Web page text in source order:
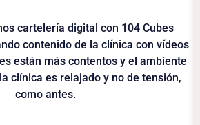
cartelería digital con 104 Cubes
contenido de la clínica con vídeos
están más contentos y el ambiente
clínica es relajado y no de tensión,
como antes.